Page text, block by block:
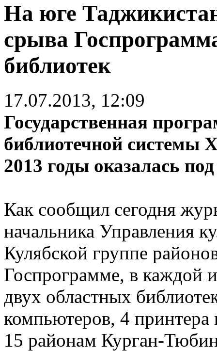
На юге
срыва
библиотек
17.07.2013, 12:09
Государственная
библиотечной системы
2013 годы оказалась
Как сообщил сегодня
начальника Управления
Кулябской группе
Госпрограмме, в каждой
двух областных
компьютеров, 4 принтера
15 районам Курган-